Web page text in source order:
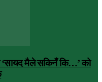
‘सायद मैले सकिनँ कि…’ को